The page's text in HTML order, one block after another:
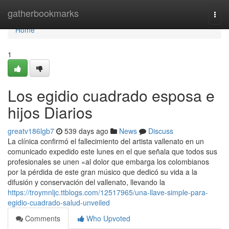
gatherbookmarks
Home
Home
1
Los egidio cuadrado esposa e
hijos Diarios
greatv186lgb7 539 days ago News
Discuss
La clínica confirmó el fallecimiento del artista vallenato en un
comunicado expedido este lunes en el que señala que todos sus
profesionales se unen «al dolor que embarga los colombianos
por la pérdida de este gran músico que dedicó su vida a la
difusión y conservación del vallenato, llevando la
https://troymnljc.ttblogs.com/12517965/una-llave-simple-para-
egidio-cuadrado-salud-unveiled
Comments
Who Upvoted